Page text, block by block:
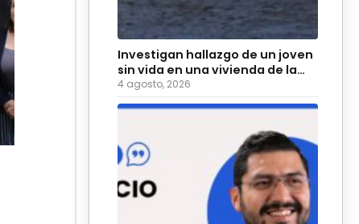
Investigan hallazgo de un joven
sin vida en una vivienda de la
colonia Hidalgo
4 agosto, 2026